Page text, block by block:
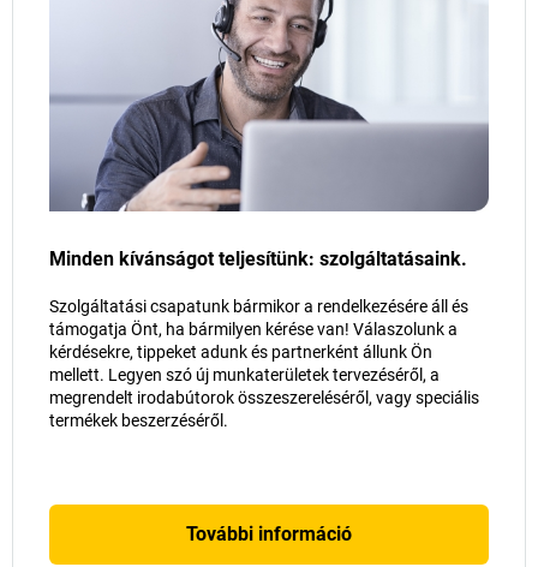
Minden kívánságot teljesítünk: szolgáltatásaink.
Szolgáltatási csapatunk bármikor a rendelkezésére áll és
támogatja Önt, ha bármilyen kérése van! Válaszolunk a
kérdésekre, tippeket adunk és partnerként állunk Ön
mellett. Legyen szó új munkaterületek tervezéséről, a
megrendelt irodabútorok összeszereléséről, vagy speciális
termékek beszerzéséről.
További információ